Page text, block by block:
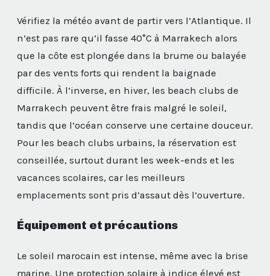
Vérifiez la météo avant de partir vers l’Atlantique. Il
n’est pas rare qu’il fasse 40°C à Marrakech alors
que la côte est plongée dans la brume ou balayée
par des vents forts qui rendent la baignade
difficile. À l’inverse, en hiver, les beach clubs de
Marrakech peuvent être frais malgré le soleil,
tandis que l’océan conserve une certaine douceur.
Pour les beach clubs urbains, la réservation est
conseillée, surtout durant les week-ends et les
vacances scolaires, car les meilleurs
emplacements sont pris d’assaut dès l’ouverture.
Équipement et précautions
Le soleil marocain est intense, même avec la brise
marine. Une protection solaire à indice élevé est